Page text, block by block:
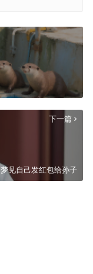
下一篇
梦见自己发红包给孙子